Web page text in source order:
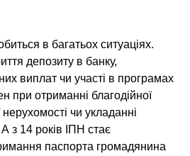
в багатьох ситуаціях.
депозиту в банку,
виплат чи участі в програмах
при отриманні благодійної
нерухомості чи укладанні
з 14 років ІПН стає
паспорта громадянина